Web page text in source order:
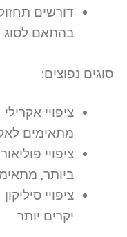
בהתאם לסוג
סוגים נפוצים:
ציפויי
מתאימים
ציפויי
ביותר,
יקרים יותר